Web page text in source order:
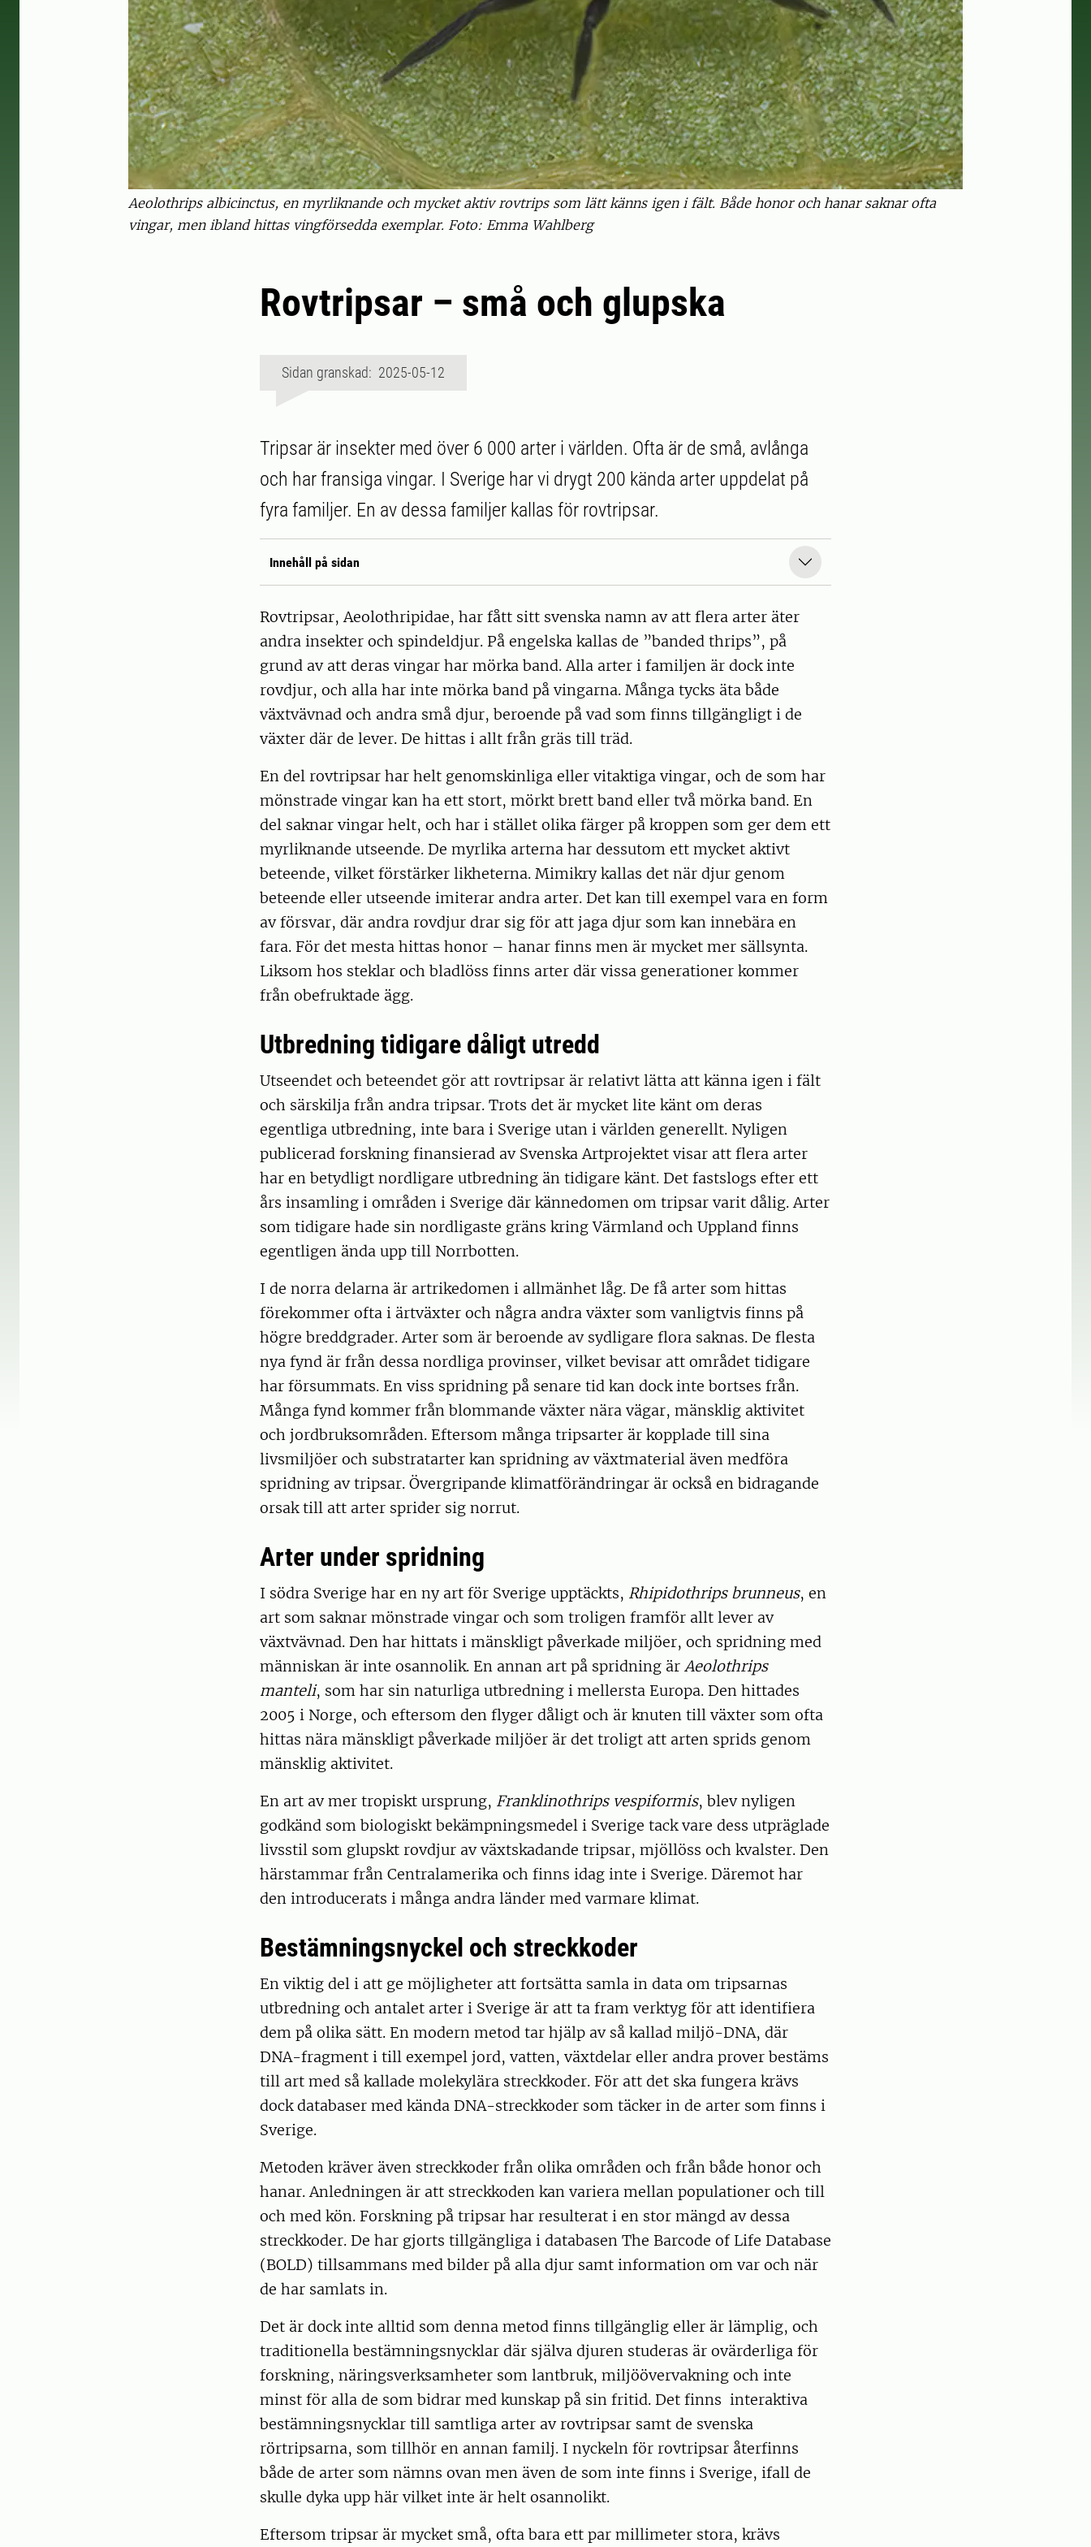
Aeolothrips albicinctus, en myrliknande och mycket aktiv rovtrips som lätt känns igen i fält. Både honor och hanar saknar ofta
vingar, men ibland hittas vingförsedda exemplar. Foto: Emma Wahlberg
Rovtripsar – små och glupska
Sidan granskad: 2025-05-12
Tripsar är insekter med över 6 000 arter i världen. Ofta är de små, avlånga
och har fransiga vingar. I Sverige har vi drygt 200 kända arter uppdelat på
fyra familjer. En av dessa familjer kallas för rovtripsar.
Innehåll på sidan
Rovtripsar, Aeolothripidae, har fått sitt svenska namn av att flera arter äter
andra insekter och spindeldjur. På engelska kallas de ”banded thrips”, på
grund av att deras vingar har mörka band. Alla arter i familjen är dock inte
rovdjur, och alla har inte mörka band på vingarna. Många tycks äta både
växtvävnad och andra små djur, beroende på vad som finns tillgängligt i de
växter där de lever. De hittas i allt från gräs till träd.
En del rovtripsar har helt genomskinliga eller vitaktiga vingar, och de som har
mönstrade vingar kan ha ett stort, mörkt brett band eller två mörka band. En
del saknar vingar helt, och har i stället olika färger på kroppen som ger dem ett
myrliknande utseende. De myrlika arterna har dessutom ett mycket aktivt
beteende, vilket förstärker likheterna. Mimikry kallas det när djur genom
beteende eller utseende imiterar andra arter. Det kan till exempel vara en form
av försvar, där andra rovdjur drar sig för att jaga djur som kan innebära en
fara. För det mesta hittas honor – hanar finns men är mycket mer sällsynta.
Liksom hos steklar och bladlöss finns arter där vissa generationer kommer
från obefruktade ägg.
Utbredning tidigare dåligt utredd
Utseendet och beteendet gör att rovtripsar är relativt lätta att känna igen i fält
och särskilja från andra tripsar. Trots det är mycket lite känt om deras
egentliga utbredning, inte bara i Sverige utan i världen generellt. Nyligen
publicerad forskning finansierad av Svenska Artprojektet visar att flera arter
har en betydligt nordligare utbredning än tidigare känt. Det fastslogs efter ett
års insamling i områden i Sverige där kännedomen om tripsar varit dålig. Arter
som tidigare hade sin nordligaste gräns kring Värmland och Uppland finns
egentligen ända upp till Norrbotten.
I de norra delarna är artrikedomen i allmänhet låg. De få arter som hittas
förekommer ofta i ärtväxter och några andra växter som vanligtvis finns på
högre breddgrader. Arter som är beroende av sydligare flora saknas. De flesta
nya fynd är från dessa nordliga provinser, vilket bevisar att området tidigare
har försummats. En viss spridning på senare tid kan dock inte bortses från.
Många fynd kommer från blommande växter nära vägar, mänsklig aktivitet
och jordbruksområden. Eftersom många tripsarter är kopplade till sina
livsmiljöer och substratarter kan spridning av växtmaterial även medföra
spridning av tripsar. Övergripande klimatförändringar är också en bidragande
orsak till att arter sprider sig norrut.
Arter under spridning
I södra Sverige har en ny art för Sverige upptäckts, Rhipidothrips brunneus, en
art som saknar mönstrade vingar och som troligen framför allt lever av
växtvävnad. Den har hittats i mänskligt påverkade miljöer, och spridning med
människan är inte osannolik. En annan art på spridning är Aeolothrips
manteli, som har sin naturliga utbredning i mellersta Europa. Den hittades
2005 i Norge, och eftersom den flyger dåligt och är knuten till växter som ofta
hittas nära mänskligt påverkade miljöer är det troligt att arten sprids genom
mänsklig aktivitet.
En art av mer tropiskt ursprung, Franklinothrips vespiformis, blev nyligen
godkänd som biologiskt bekämpningsmedel i Sverige tack vare dess utpräglade
livsstil som glupskt rovdjur av växtskadande tripsar, mjöllöss och kvalster. Den
härstammar från Centralamerika och finns idag inte i Sverige. Däremot har
den introducerats i många andra länder med varmare klimat.
Bestämningsnyckel och streckkoder
En viktig del i att ge möjligheter att fortsätta samla in data om tripsarnas
utbredning och antalet arter i Sverige är att ta fram verktyg för att identifiera
dem på olika sätt. En modern metod tar hjälp av så kallad miljö-DNA, där
DNA-fragment i till exempel jord, vatten, växtdelar eller andra prover bestäms
till art med så kallade molekylära streckkoder. För att det ska fungera krävs
dock databaser med kända DNA-streckkoder som täcker in de arter som finns i
Sverige.
Metoden kräver även streckkoder från olika områden och från både honor och
hanar. Anledningen är att streckkoden kan variera mellan populationer och till
och med kön. Forskning på tripsar har resulterat i en stor mängd av dessa
streckkoder. De har gjorts tillgängliga i databasen The Barcode of Life Database
(BOLD) tillsammans med bilder på alla djur samt information om var och när
de har samlats in.
Det är dock inte alltid som denna metod finns tillgänglig eller är lämplig, och
traditionella bestämningsnycklar där själva djuren studeras är ovärderliga för
forskning, näringsverksamheter som lantbruk, miljöövervakning och inte
minst för alla de som bidrar med kunskap på sin fritid. Det finns interaktiva
bestämningsnycklar till samtliga arter av rovtripsar samt de svenska
rörtripsarna, som tillhör en annan familj. I nyckeln för rovtripsar återfinns
både de arter som nämns ovan men även de som inte finns i Sverige, ifall de
skulle dyka upp här vilket inte är helt osannolikt.
Eftersom tripsar är mycket små, ofta bara ett par millimeter stora, krävs